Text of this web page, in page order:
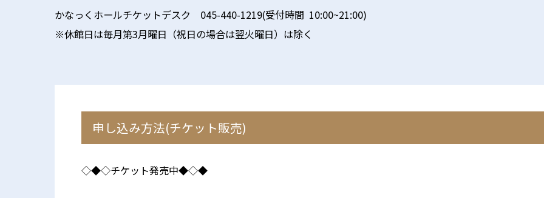
かなっくホールチケットデスク 045-440-1219(受付時間 10:00~21:00)
※休館日は毎月第3月曜日（祝日の場合は翌火曜日）は除く
申し込み方法(チケット販売)
◇◆◇チケット発売中◆◇◆